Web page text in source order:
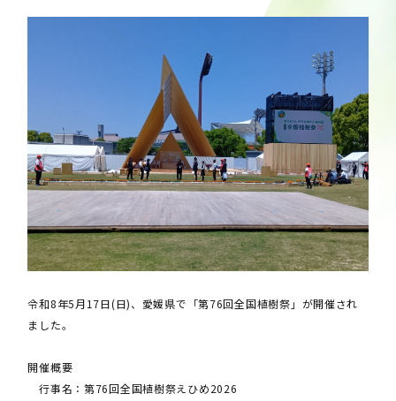
令和8年5月17日(日)、愛媛県で「第76回全国植樹祭」が開催され
ました。
開催概要
行事名：第76回全国植樹祭えひめ2026